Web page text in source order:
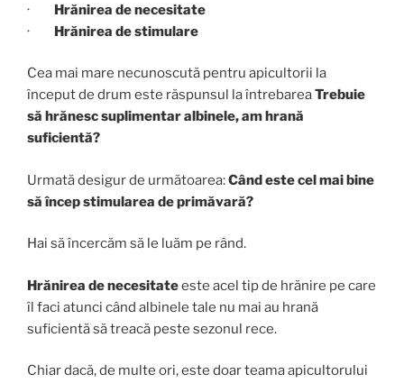
· Hrănirea de necesitate
· Hrănirea de stimulare
Cea mai mare necunoscută pentru apicultorii la
început de drum este răspunsul la întrebareaTrebuie
să hrănesc suplimentar albinele, am hrană
suficientă?
Urmată desigur de următoarea:Când este cel mai bine
să încep stimularea de primăvară?
Hai să încercăm să le luăm pe rând.
Hrănirea de necesitateeste acel tip de hrănire pe care
îl faci atunci când albinele tale nu mai au hrană
suficientă să treacă peste sezonul rece.
Chiar dacă, de multe ori, este doar teama apicultorului